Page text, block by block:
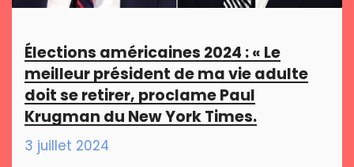
Élections américaines 2024 : « Le
meilleur président de ma vie adulte
doit se retirer, proclame Paul
Krugman du New York Times.
3 juillet 2024